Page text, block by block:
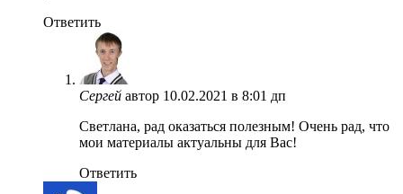
Ответить
Сергей автор 10.02.2021 в 8:01 дп
Светлана, рад оказаться полезным! Очень рад, что
мои материалы актуальны для Вас!
Ответить